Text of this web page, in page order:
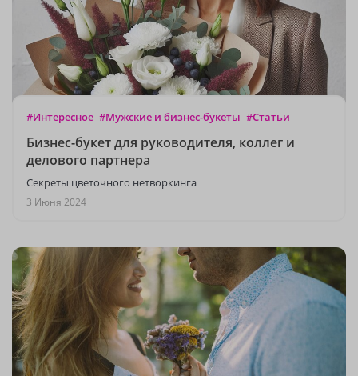
#Интересное #Мужские и бизнес-букеты #Статьи
Бизнес-букет для руководителя, коллег и
делового партнера
Секреты цветочного нетворкинга
3 Июня 2024